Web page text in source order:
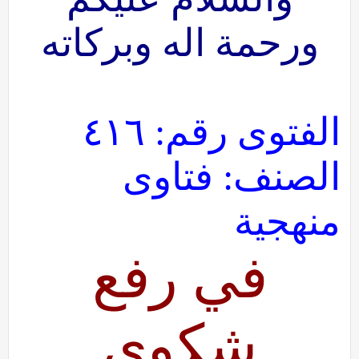
ورحمة اله وبركاته
الفتوى رقم: ٤١٦
الصنف: فتاوى
منهجية
في رفع